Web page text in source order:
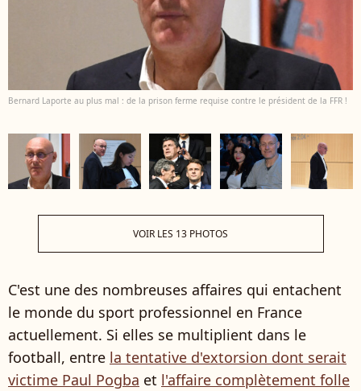
Bernard Laporte au plus mal : de la prison ferme requise contre le président de la FFR !
VOIR LES 13 PHOTOS
C'est une des nombreuses affaires qui entachent
le monde du sport professionnel en France
actuellement. Si elles se multiplient dans le
football, entre la tentative d'extorsion dont serait
victime Paul Pogba et l'affaire complètement folle